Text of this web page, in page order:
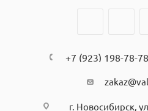
+7 (923) 198-78-78
г. Новосибирск,